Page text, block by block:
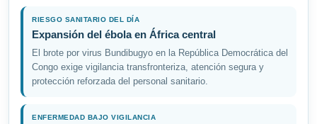
RIESGO SANITARIO DEL DÍA
Expansión del ébola en África central
El brote por virus Bundibugyo en la República Democrática del
Congo exige vigilancia transfronteriza, atención segura y
protección reforzada del personal sanitario.
ENFERMEDAD BAJO VIGILANCIA